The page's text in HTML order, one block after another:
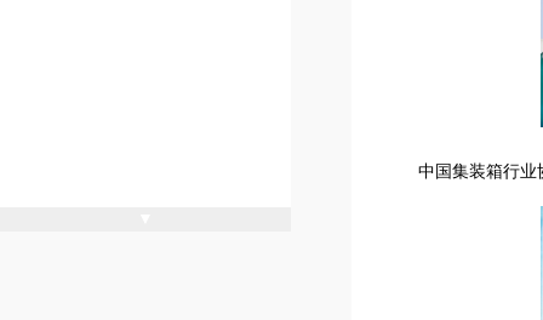
中国集装箱行业